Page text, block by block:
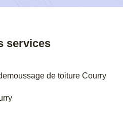
services
de toiture Courry